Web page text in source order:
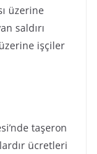
üzerine
saldırı
işçiler
taşeron
ücretleri